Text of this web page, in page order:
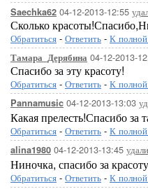
Saechka62 04-12-2013-12:55
Сколько
Обратиться - Ответить - К
Тамара_Дерябина 04-12-2013-
Спасибо за эту красоту!
Обратиться - Ответить - К
Pannamusic 04-12-2013-13:03
Какая прелесть!Спасибо за
Обратиться - Ответить - К
alina1980 04-12-2013-13:45
Ниночка, спасибо за
Обратиться - Ответить - К